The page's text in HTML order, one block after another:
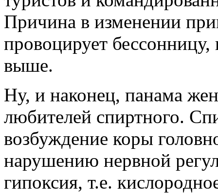
Причина в изменении
провоцирует
выше.
Ну, и наконец, панама
любителей спиртного.
возбуждение коры
нарушению нервной
гипоксия, т.е.